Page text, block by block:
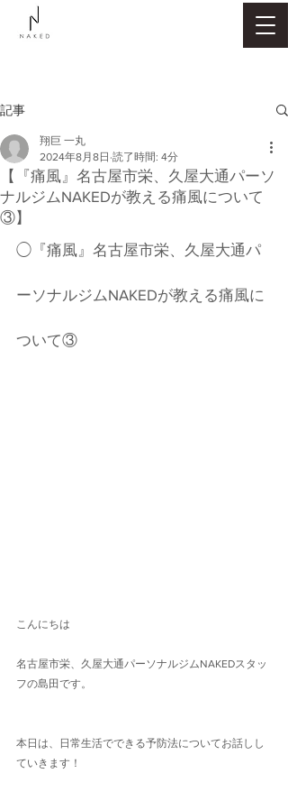
記事
【『痛風』名古屋市栄、久屋大通パーソ
ナルジムNAKEDが教える痛風について
③】
翔巨 一丸
2024年8月8日 読了時間: 4分
◯『痛風』名古屋市栄、久屋大通パ
ーソナルジムNAKEDが教える痛風に
ついて③
こんにちは
名古屋市栄、久屋大通パーソナルジムNAKEDスタッ
フの島田です。
本日は、日常生活でできる予防法についてお話しし
ていきます！